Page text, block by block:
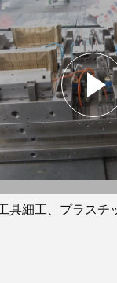
具細工、プラスチ